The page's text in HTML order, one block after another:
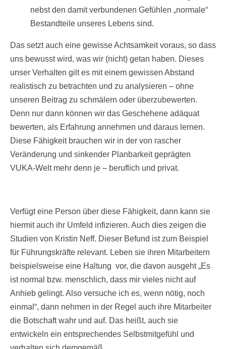
nebst den damit verbundenen Gefühlen „normale“
Bestandteile unseres Lebens sind.
Das setzt auch eine gewisse Achtsamkeit voraus, so dass
uns bewusst wird, was wir (nicht) getan haben. Dieses
unser Verhalten gilt es mit einem gewissen Abstand
realistisch zu betrachten und zu analysieren – ohne
unseren Beitrag zu schmälern oder überzubewerten.
Denn nur dann können wir das Geschehene adäquat
bewerten, als Erfahrung annehmen und daraus lernen.
Diese Fähigkeit brauchen wir in der von rascher
Veränderung und sinkender Planbarkeit geprägten
VUKA-Welt mehr denn je – beruflich und privat.
Verfügt eine Person über diese Fähigkeit, dann kann sie
hiermit auch ihr Umfeld infizieren. Auch dies zeigen die
Studien von Kristin Neff. Dieser Befund ist zum Beispiel
für Führungskräfte relevant. Leben sie ihren Mitarbeitern
beispielsweise eine Haltung vor, die davon ausgeht „Es
ist normal bzw. menschlich, dass mir vieles nicht auf
Anhieb gelingt. Also versuche ich es, wenn nötig, noch
einmal“, dann nehmen in der Regel auch ihre Mitarbeiter
die Botschaft wahr und auf. Das heißt, auch sie
entwickeln ein entsprechendes Selbstmitgefühl und